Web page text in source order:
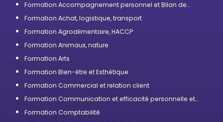
Formation Accompagnement personnel et Bilan de
Formation Achat, logistique, transport
Formation Agroalimentaire, HACCP
Formation Animaux, nature
Formation Arts
Formation Bien-être et Esthétique
Formation Commercial et relation client
Formation Communication et efficacité personnelle et
Formation Comptabilité